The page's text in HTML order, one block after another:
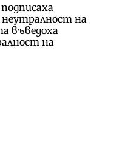
неутралност на
въведоха
на